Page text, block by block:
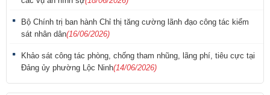
Bộ Chính trị ban hành Chỉ thị tăng cường lãnh đạo công tác kiểm
sát nhân dân(16/06/2026)
Khảo sát công tác phòng, chống tham nhũng, lãng phí, tiêu cực tại
Đảng ủy phường Lộc Ninh(14/06/2026)